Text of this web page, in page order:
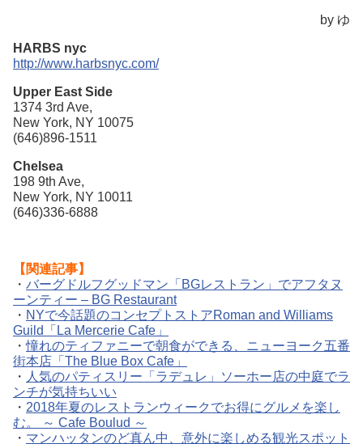
by ゆ
HARBS nyc
http://www.harbsnyc.com/
Upper East Side
1374 3rd Ave,
New York, NY 10075
(646)896-1511
Chelsea
198 9th Ave,
New York, NY 10011
(646)336-6888
【関連記事】
・ バーグドルフグッドマン「BGレストラン」でアフタヌ
ーンティー – BG Restaurant
・ NYで今話題のコンセプトストアRoman and Williams
Guild「La Mercerie Cafe」
・憧れのティファニーで朝食ができる、ニューヨーク五番
街本店「The Blue Box Cafe」
・ 人気のパティスリー「ラデュレ」ソーホー店の中庭でラ
ンチが気持ちいい
・ 2018年夏のレストランウィークでお得にグルメを楽し
む。 ～ Cafe Boulud ～
・ マンハッタンのど真ん中、意外に楽しめる観光スポット